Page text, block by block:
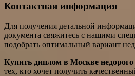
Контактная информация
Для получения детальной
документа свяжитесь с нашими
подобрать оптимальный вариант
Купить диплом в Москве недорого
тех, кто хочет получить